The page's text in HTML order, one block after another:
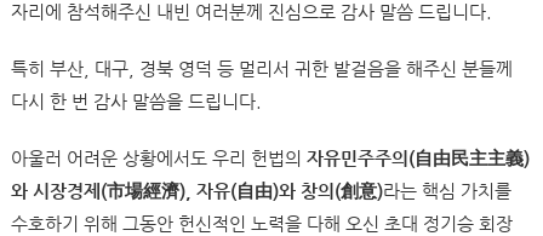
자리에 참석해주신 내빈 여러분께 진심으로 감사 말씀 드립니다.
특히 부산, 대구, 경북 영덕 등 멀리서 귀한 발걸음을 해주신 분들께
다시 한 번 감사 말씀을 드립니다.
아울러 어려운 상황에서도 우리 헌법의 자유민주주의(自由民主主義)
와 시장경제(市場經濟), 자유(自由)와 창의(創意)라는 핵심 가치를
수호하기 위해 그동안 헌신적인 노력을 다해 오신 초대 정기승 회장